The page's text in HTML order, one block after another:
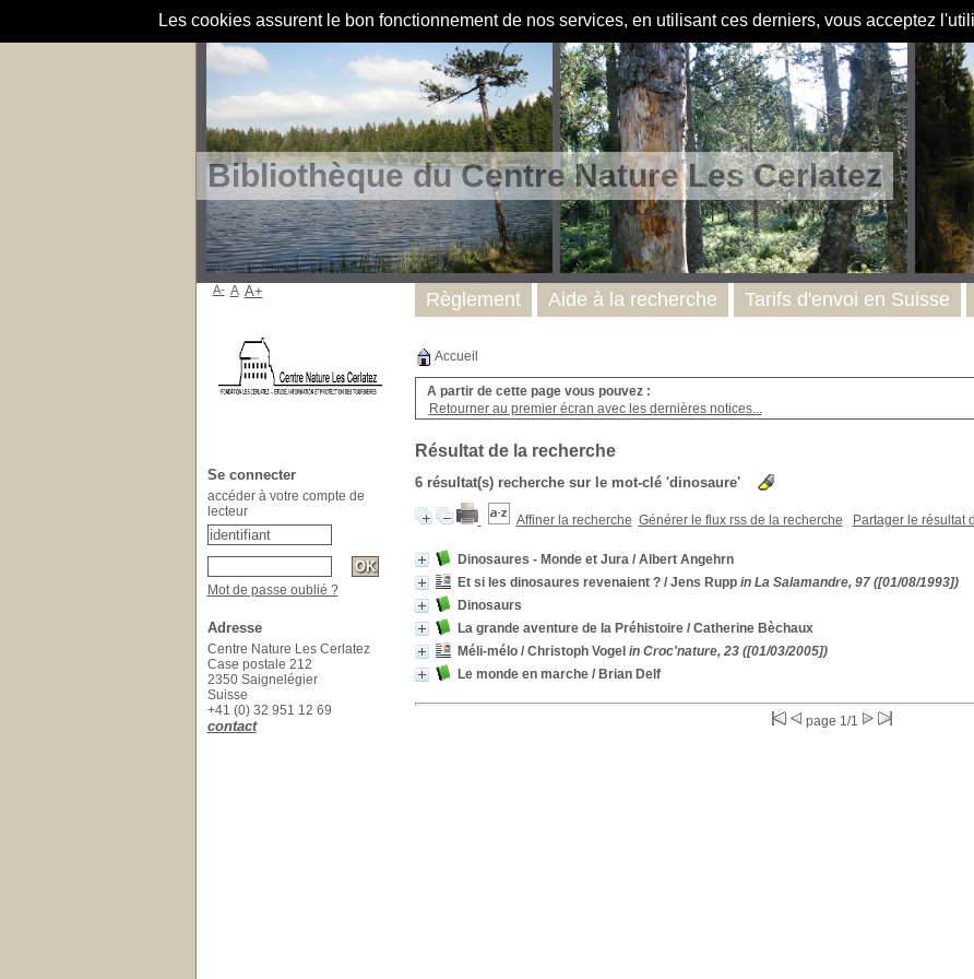
Les cookies assurent le bon fonctionnement de nos services, en utilisant ces derniers, vous acceptez
Bibliothèque du Centre Nature Les Cerlatez
Accueil
A partir de cette page vous pouvez :
Retourner au premier écran avec les dernières notices...
Résultat de la recherche
6 résultat(s) recherche sur le mot-clé 'dinosaure'
Affiner la recherche Générer le flux rss de la recherche Partager le résultat
Dinosaures - Monde et Jura/ Albert Angehrn
Et si les dinosaures revenaient ?/ Jens Rupp in La Salamandre, 97 ([01/08/1993])
Dinosaurs
La grande aventure de la Préhistoire/ Catherine Bèchaux
Méli-mélo/ Christoph Vogel in Croc'nature, 23 ([01/03/2005])
Le monde en marche/ Brian Delf
page 1/1
Règlement Aide à la recherche Tarifs d'envoi en Suisse
A- A A+
Se connecter
accéder à votre compte de
lecteur
Mot de passe oublié ?
Adresse
Centre Nature Les Cerlatez
Case postale 212
2350 Saignelégier
Suisse
+41 (0) 32 951 12 69
contact